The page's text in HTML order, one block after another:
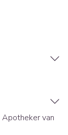
Apotheker van